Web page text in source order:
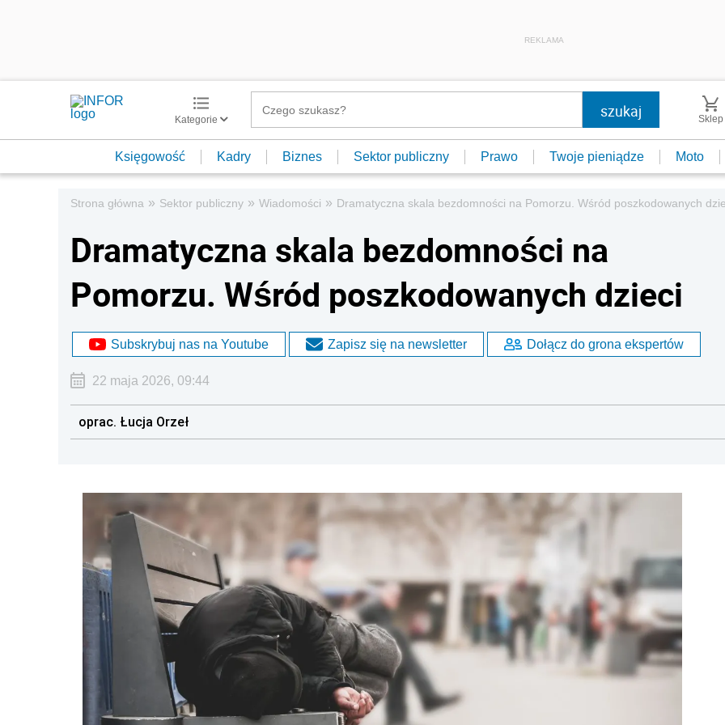
REKLAMA
Kategorie Sklep
Księgowość Kadry Biznes Sektor publiczny Prawo Twoje pieniądze Moto
Strona główna » Sektor publiczny » Wiadomości » Dramatyczna skala bezdomności na Pomorzu. Wśród poszkodowanych
Dramatyczna skala bezdomności na
Pomorzu. Wśród poszkodowanych dzieci
Subskrybuj nas na Youtube Zapisz się na newsletter Dołącz do grona ekspertów
22 maja 2026, 09:44
oprac. Łucja Orzeł